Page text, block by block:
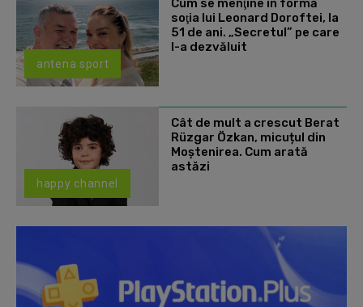
antena sport
Cum se menţine în formă
soţia lui Leonard Doroftei, la
51 de ani. „Secretul” pe care
l-a dezvăluit
happy channel
Cât de mult a crescut Berat
Rüzgar Özkan, micuțul din
Moștenirea. Cum arată
astăzi